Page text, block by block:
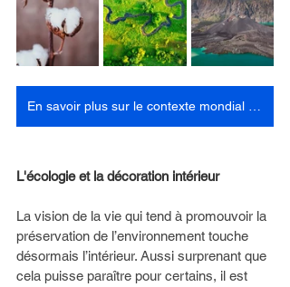
En savoir plus sur le contexte mondial echologique
L'écologie et la décoration intérieur
La vision de la vie qui tend à promouvoir la
préservation de l’environnement touche
désormais l’intérieur. Aussi surprenant que
cela puisse paraître pour certains, il est